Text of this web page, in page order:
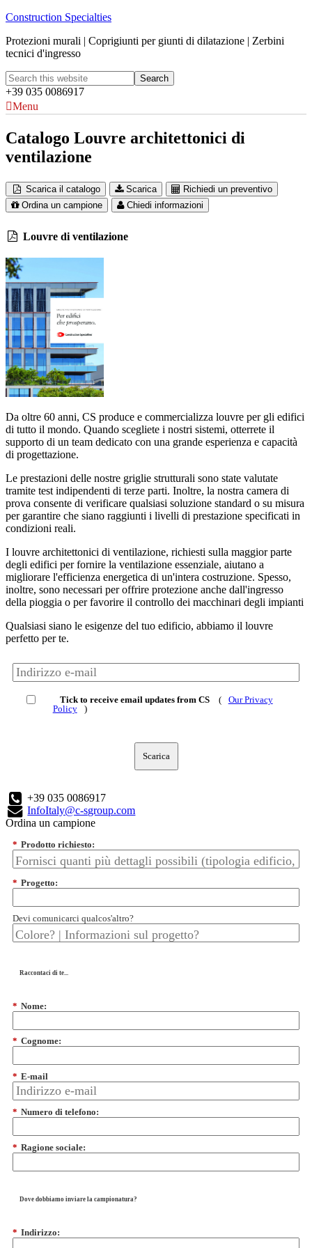
Construction Specialties
Protezioni murali | Coprigiunti per giunti di dilatazione | Zerbini
tecnici d'ingresso
+39 035 0086917
Menu
Catalogo Louvre architettonici di
ventilazione
Scarica il catalogo Scarica
Richiedi un preventivo
Ordina un campione
Chiedi informazioni
Louvre di ventilazione
Da oltre 60 anni, CS produce e commercializza louvre per gli edifici
di tutto il mondo. Quando scegliete i nostri sistemi, otterrete il
supporto di un team dedicato con una grande esperienza e capacità
di progettazione.
Le prestazioni delle nostre griglie strutturali sono state valutate
tramite test indipendenti di terze parti. Inoltre, la nostra camera di
prova consente di verificare qualsiasi soluzione standard o su misura
per garantire che siano raggiunti i livelli di prestazione specificati in
condizioni reali.
I louvre architettonici di ventilazione, richiesti sulla maggior parte
degli edifici per fornire la ventilazione essenziale, aiutano a
migliorare l'efficienza energetica di un'intera costruzione. Spesso,
inoltre, sono necessari per offrire protezione anche dall'ingresso
della pioggia o per favorire il controllo dei macchinari degli impianti
Qualsiasi siano le esigenze del tuo edificio, abbiamo il louvre
perfetto per te.
Tick to receive email updates from CS (
Our Privacy
Policy
)
Scarica
+39 035 0086917
InfoItaly@c-sgroup.com
Ordina un campione
* Prodotto richiesto:
* Progetto:
Devi comunicarci qualcos'altro?
Raccontaci di te...
* Nome:
* Cognome:
* E-mail
* Numero di telefono:
* Ragione sociale:
Dove dobbiamo inviare la campionatura?
* Indirizzo: